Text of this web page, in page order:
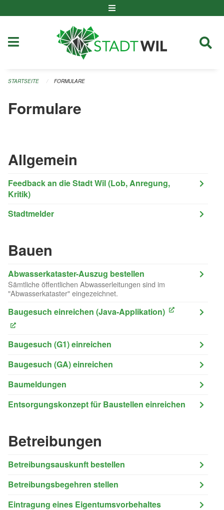
STARTSEITE FORMULARE
Formulare
Allgemein
Feedback an die Stadt Wil (Lob, Anregung,
Kritik)
Stadtmelder
Bauen
Abwasserkataster-Auszug bestellen
Sämtliche öffentlichen Abwasserleitungen sind im
"Abwasserkataster" eingezeichnet.
Baugesuch einreichen (Java-Applikation)
(External Link)
Baugesuch (G1) einreichen
Baugesuch (GA) einreichen
Baumeldungen
Entsorgungskonzept für Baustellen einreichen
Betreibungen
Betreibungsauskunft bestellen
Betreibungsbegehren stellen
Eintragung eines Eigentumsvorbehaltes